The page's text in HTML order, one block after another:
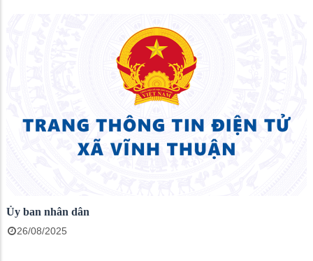
Ủy ban nhân dân
26/08/2025